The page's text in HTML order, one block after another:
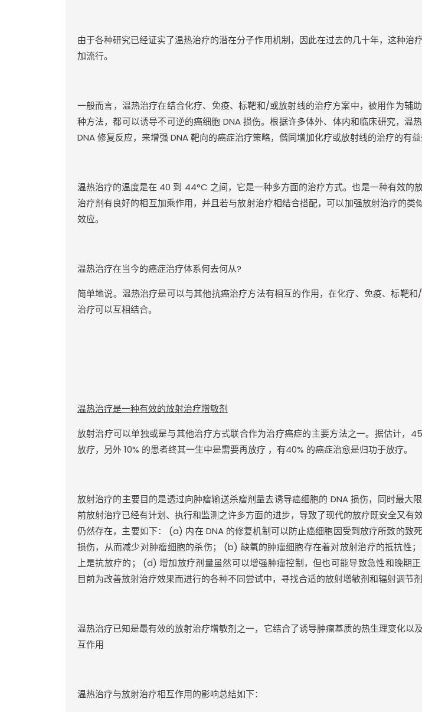
由于各种研究已经证实了温热治疗的潜在分子作用机制，因此在过去的几十年，这种治
加流行。
一般而言，温热治疗在结合化疗、免疫、标靶和/或放射线的治疗方案中，被用作为辅
种方法，都可以诱导不可逆的癌细胞 DNA损伤。根据许多体外、体内和临床研究，温
DNA修复反应，来增强 DNA靶向的癌症治疗策略，偕同增加化疗或放射线的治疗的有益
温热治疗的温度是在 40 到 44°C 之间，它是一种多方面的治疗方式。也是一种有效的
治疗剂有良好的相互加乘作用，并且若与放射治疗相结合搭配，可以加强放射治疗的类
效应。
温热治疗在当今的癌症治疗体系何去何从?
简单地说。温热治疗是可以与其他抗癌治疗方法有相互的作用，在化疗、免疫、标靶和/
治疗可以互相结合。
温热治疗是一种有效的放射治疗增敏剂
放射治疗可以单独或是与其他治疗方式联合作为治疗癌症的主要方法之一。据估计，
放疗，另外10% 的患者终其一生中是需要再放疗 ，有40% 的癌症治愈是归功于放疗。
放射治疗的主要目的是透过向肿瘤输送杀瘤剂量去诱导癌细胞的 DNA损伤，同时最大
前放射治疗已经有计划、执行和监测之许多方面的进步，导致了现代的放疗既安全又有
仍然存在，主要如下：
(a) 内在 DNA 的修复机制可以防止癌细胞因受到放疗所致的致
损伤，从而减少对肿瘤细胞的杀伤；
(b) 缺氧的肿瘤细胞存在着对放射治疗的抵抗性；
上是抗放疗的；
(d)增加放疗剂量虽然可以增强肿瘤控制，但也可能导致急性和晚期
目前为改善放射治疗效果而进行的各种不同尝试中，寻找合适的放射增敏剂和辐射调节
温热治疗已知是最有效的放射治疗增敏剂之一，它结合了诱导肿瘤基质的热生理变化以
互作用
温热治疗与放射治疗相互作用的影响总结如下：